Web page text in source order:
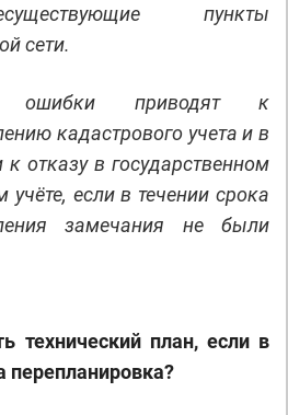
пункты
сети.
приводят к
кадастрового учета и в
к отказу в государственном
учёте, если в течении срока
замечания не были
технический план, если в